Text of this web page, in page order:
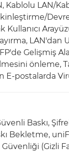
Kablolu LAN/
Devre
Kullanıcı
LAN'dan
Gelişmiş
önleme,
E-postalarda
Baskı,
Bekletme,
Güvenliği (Gizli